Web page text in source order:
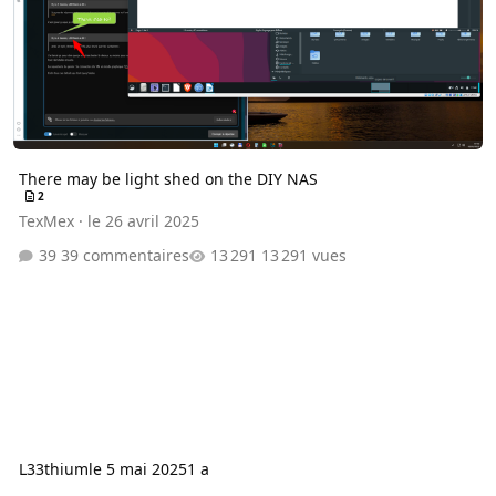
There may be light shed on the DIY NAS
2
TexMex· le 26 avril 2025
39 commentaires
13 291 vues
L33thiumle 5 mai 20251 a